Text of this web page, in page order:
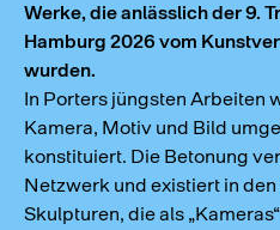
Werke, die anlässlich der 9.
Hamburg 2026 vom
wurden.
In Porters jüngsten Arbeiten
Kamera, Motiv und Bild
konstituiert. Die Betonung
Netzwerk und existiert in
Skulpturen, die als